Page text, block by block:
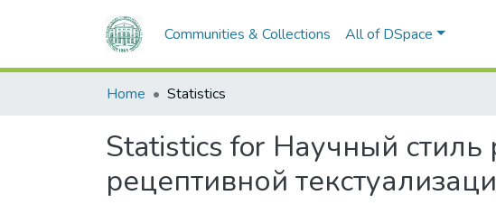
Communities & Collections All of DSpace
Home Statistics
Statistics for Научный стиль
рецептивной